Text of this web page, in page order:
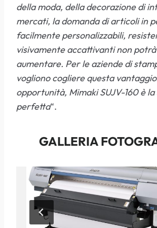
della moda, della decorazione di
mercati, la domanda di articoli in
facilmente personalizzabili,
visivamente accattivanti non
aumentare. Per le aziende di
vogliono cogliere questa
opportunità, Mimaki SUJV-160 è la
perfetta“.
GALLERIA